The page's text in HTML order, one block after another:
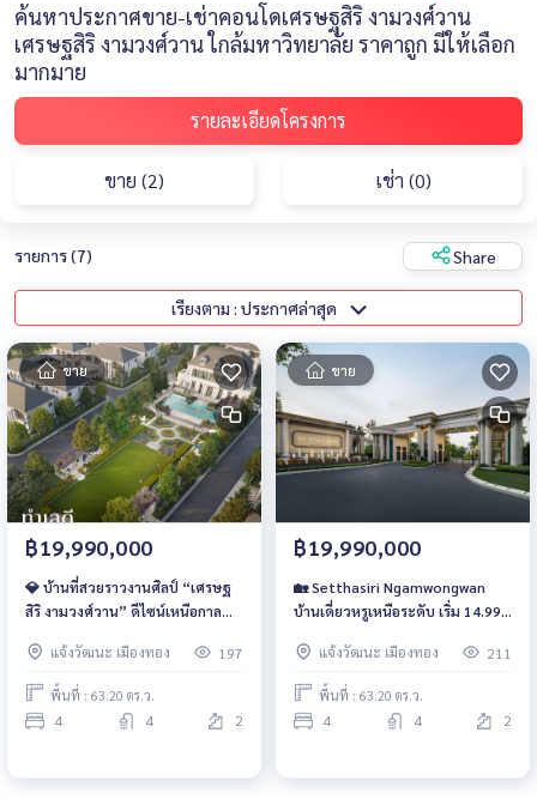
ค้นหาประกาศขาย-เช่าคอนโดเศรษฐสิริ งามวงศ์วาน
เศรษฐสิริ งามวงศ์วาน ใกล้มหาวิทยาลัย ราคาถูก มีให้เลือก
มากมาย
รายละเอียดโครงการ
ขาย (2) เช่า (0)
รายการ (7) Share
เรียงตาม : ประกาศล่าสุด
ขาย
฿19,990,000
💎 บ้านที่สวยราวงานศิลป์ “เศรษฐ
สิริ งามวงศ์วาน” ดีไซน์เหนือกาล
เนอเรชัน ราคาเริ่มต้นเพียง 14.99
ล้านบาท
แจ้งวัฒนะ เมืองทอง 197
พื้นที่ : 63.20 ตร.ว.
4 4 2
ขาย
฿19,990,000
🏡 Setthasiri Ngamwongwan
บ้านเดี่ยวหรูเหนือระดับ เริ่ม 14.99–
บันดาลใจจาก Georgian Design ที่
งดงามเหนือกาลเวลา
แจ้งวัฒนะ เมืองทอง 211
พื้นที่ : 63.20 ตร.ว.
4 4 2